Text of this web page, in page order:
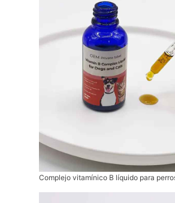
Complejo vitamínico B líquido para